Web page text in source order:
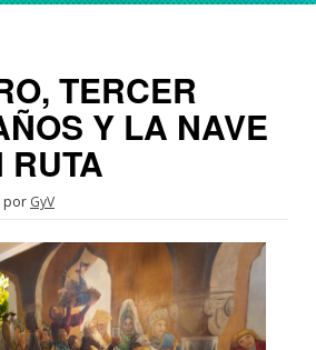
TERCER
Y LA NAVE
RUTA
por GyV